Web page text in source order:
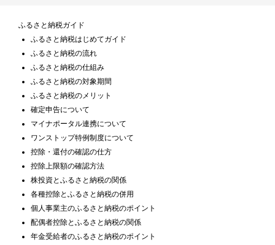
ふるさと納税ガイド
ふるさと納税はじめてガイド
ふるさと納税の流れ
ふるさと納税の仕組み
ふるさと納税の対象期間
ふるさと納税のメリット
確定申告について
マイナポータル連携について
ワンストップ特例制度について
控除・還付の確認の仕方
控除上限額の確認方法
株投資とふるさと納税の関係
各種控除とふるさと納税の併用
個人事業主のふるさと納税のポイント
配偶者控除とふるさと納税の関係
年金受給者のふるさと納税のポイント